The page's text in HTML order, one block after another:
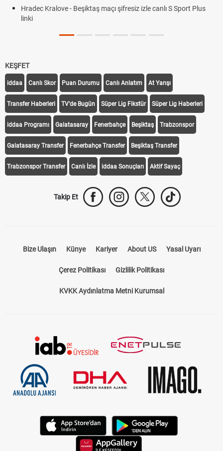
Hradec Kralove - Beşiktaş maçı şifresiz izle canlı S Sport Plus
linki
KEŞFET
iddaa Canlı Skor Puan Durumu Canlı Anlatım At Yarışı
Transfer Haberleri TV'de Bugün Süper Lig Fikstür Süper Lig Haberleri
iddaa Programı Galatasaray Fenerbahçe Beşiktaş Trabzonspor
Galatasaray Transfer Fenerbahçe Transfer Beşiktaş Transfer
Trabzonspor Transfer Canlı İzle iddaa Sonuçları Aktif Sayaç
Takip Et
Bize Ulaşın Künye Kariyer About US Yasal Uyarı
Çerez Politikası Gizlilik Politikası
KVKK Aydınlatma Metni Kurumsal